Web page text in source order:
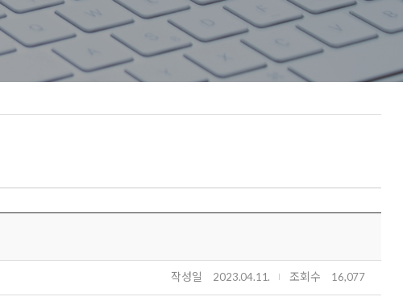
작성일 2023.04.11. 조회수 16,077